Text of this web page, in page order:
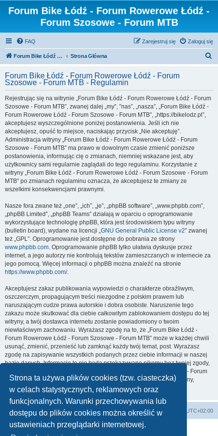
Strona ta używa plików cookies (tzw. ciasteczka)
w celach statystycznych, reklamowych oraz
funkcjonalnych. Warunki przechowywania lub
dostępu do plików cookies można określić w
ustawieniach przeglądarki internetowej.
Forum Bike Łódź - Forum Rowerowe Łódź -
Forum Szosowe - Forum MTB
FAQ Zaloguj się
Zarejestruj się
Forum Bike Łódź - Forum Rowerowe Łódź - Forum Szosowe - Forum MTB Strona Główna
k
Forum Bike Łódź - Forum Rowerowe Łódź - Forum
Szosowe - Forum MTB - Regulamin
Rejestrując się na witrynie „Forum Bike Łódź - Forum Rowerowe Łódź - Forum
Szosowe - Forum MTB”, zwanej dalej „my”, ”nas”, „nasza”, „Forum Bike Łódź -
Forum Rowerowe Łódź - Forum Szosowe - Forum MTB”, „https://bikelodz.pl”,
akceptujesz wyszczególnione poniżej postanowienia. Jeśli ich nie
akceptujesz, opuść to miejsce, naciskając przycisk „Nie akceptuję”.
Administracja witryny „Forum Bike Łódź - Forum Rowerowe Łódź - Forum
Szosowe - Forum MTB” ma prawo w dowolnym czasie zmienić poniższe
postanowienia, informując cię o zmianach, niemniej wskazane jest, aby
użytkownicy sami regularnie zaglądali do tego regulaminu. Korzystanie z
witryny „Forum Bike Łódź - Forum Rowerowe Łódź - Forum Szosowe - Forum
MTB” po zmianach regulaminu oznacza, że akceptujesz te zmiany ze
wszelkimi konsekwencjami prawnymi.
Nasze fora zwane też „one”, „ich”, „je”, „phpBB software”, „www.phpbb.com”,
„phpBB Limited”, „phpBB Teams” działają w oparciu o oprogramowanie
wykorzystujące technologię phpBB, która jest środowiskiem typu witryny
(bulletin board), wydane na licencji „GNU General Public License v2” zwanej
też „GPL”. Oprogramowanie jest dostępne do pobrania ze strony
www.phpbb.com. Oprogramowanie phpBB tylko ułatwia dyskusje przez
internet, a jego autorzy nie kontrolują tekstów zamieszczanych w internecie za
jego pomocą. Więcej informacji o phpBB można znaleźć na stronie
https://www.phpbb.com/.
Akceptujesz zakaz publikowania wypowiedzi o charakterze obraźliwym,
oszczerczym, propagującym treści niezgodne z polskim prawem lub
naruszającym cudze prawa autorskie i dobra osobiste. Naruszenie tego
zakazu może skutkować dla ciebie całkowitym zablokowaniem dostępu do tej
witryny, a twój dostawca internetu zostanie powiadomiony o twoim
niewłaściwym zachowaniu. Wyrażasz zgodę na to, że „Forum Bike Łódź -
Forum Rowerowe Łódź - Forum Szosowe - Forum MTB” może w każdej chwili
usunąć, zmienić, przenieść lub zamknąć każdy twój temat, post. Wyrażasz
zgodę na zapisywanie wszystkich podanych przez ciebie informacji w naszej
bazie danych. Informacje te nie będą przekazywane nikomu bez twojej zgody,
ale ani „Forum Bike Łódź - Forum Rowerowe Łódź - Forum Szosowe - Forum
MTB”, ani phpBB nie ponosi odpowiedzialności za włamania do witryny,
podczas których może dojść do kradzieży danych.
Forum Bike Łódź - Forum Rowerowe Łódź - Forum Szosowe - Forum MTB Strona Główna Strefa czasowa UTC+02:00
Linki partnerskie: strony www lodz Fotografia Analogowa